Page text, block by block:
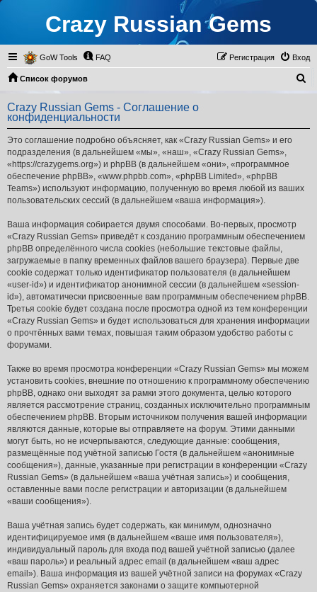
Crazy Russian Gems
GoW Tools FAQ Вход
Регистрация
Список форумов
с
Crazy Russian Gems - Соглашение о
конфиденциальности
Это соглашение подробно объясняет, как «Crazy Russian Gems» и его
подразделения (в дальнейшем «мы», «наш», «Crazy Russian Gems»,
«https://crazygems.org») и phpBB (в дальнейшем «они», «программное
обеспечение phpBB», «www.phpbb.com», «phpBB Limited», «phpBB
Teams») используют информацию, полученную во время любой из ваших
пользовательских сессий (в дальнейшем «ваша информация»).
Ваша информация собирается двумя способами. Во-первых, просмотр
«Crazy Russian Gems» приведёт к созданию программным обеспечением
phpBB определённого числа cookies (небольшие текстовые файлы,
загружаемые в папку временных файлов вашего браузера). Первые две
cookie содержат только идентификатор пользователя (в дальнейшем
«user-id») и идентификатор анонимной сессии (в дальнейшем «session-
id»), автоматически присвоенные вам программным обеспечением phpBB.
Третья cookie будет создана после просмотра одной из тем конференции
«Crazy Russian Gems» и будет использоваться для хранения информации
о прочтённых вами темах, повышая таким образом удобство работы с
форумами.
Также во время просмотра конференции «Crazy Russian Gems» мы можем
установить cookies, внешние по отношению к программному обеспечению
phpBB, однако они выходят за рамки этого документа, целью которого
является рассмотрение страниц, созданных исключительно программным
обеспечением phpBB. Вторым источником получения вашей информации
являются данные, которые вы отправляете на форум. Этими данными
могут быть, но не исчерпываются, следующие данные: сообщения,
размещённые под учётной записью Гостя (в дальнейшем «анонимные
сообщения»), данные, указанные при регистрации в конференции «Crazy
Russian Gems» (в дальнейшем «ваша учётная запись») и сообщения,
оставленные вами после регистрации и авторизации (в дальнейшем
«ваши сообщения»).
Ваша учётная запись будет содержать, как минимум, однозначно
идентифицируемое имя (в дальнейшем «ваше имя пользователя»),
индивидуальный пароль для входа под вашей учётной записью (далее
«ваш пароль») и реальный адрес email (в дальнейшем «ваш адрес
email»). Ваша информация из вашей учётной записи на форумах «Crazy
Russian Gems» охраняется законами о защите компьютерной